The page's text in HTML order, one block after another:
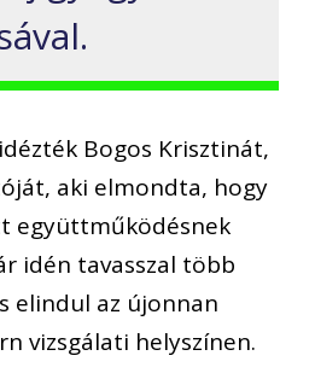
Bogos Krisztinát,
aki elmondta, hogy
együttműködésnek
idén tavasszal több
elindul az újonnan
vizsgálati helyszínen.